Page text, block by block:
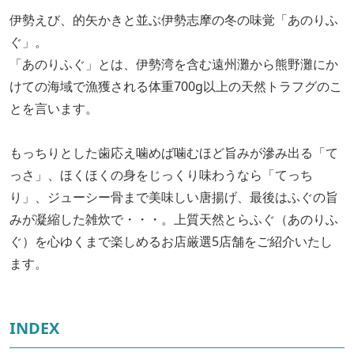
伊勢えび、的矢かきと並ぶ伊勢志摩の冬の味覚「あのりふ
ぐ」。
「あのりふぐ」とは、伊勢湾を含む遠州灘から熊野灘にか
けての海域で漁獲される体重700g以上の天然トラフグのこ
とを言います。
もっちりとした歯応え噛めば噛むほど旨みが滲み出る「て
っさ」、ほくほくの身をじっくり味わうなら「てっち
り」、ジューシー骨まで美味しい唐揚げ、最後はふぐの旨
みが凝縮した雑炊で・・・。上質天然とらふぐ（あのりふ
ぐ）を心ゆくまで楽しめるお店厳選5店舗をご紹介いたし
ます。
INDEX